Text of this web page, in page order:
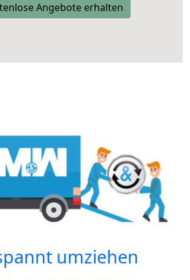
Angebote erhalten
umziehen